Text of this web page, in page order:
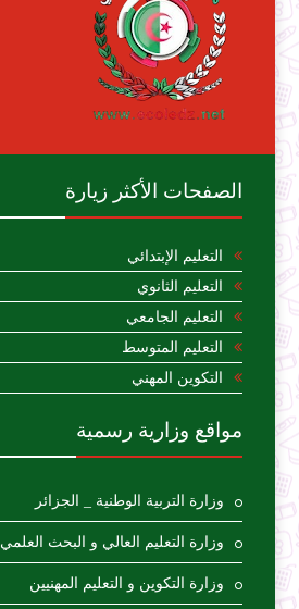
الصفحات الأكثر زيارة
التعليم الإبتدائي
التعليم الثانوي
التعليم الجامعي
التعليم المتوسط
التكوين المهني
مواقع وزارية رسمية
وزارة التربية الوطنية _ الجزائر
وزارة التعليم العالي و البحث العلمي
وزارة التكوين و التعليم المهنيين